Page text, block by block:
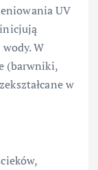
UV
W
(barwniki,
w